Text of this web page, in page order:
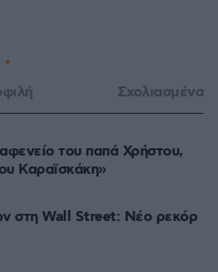
Σχολιασμένα
του παπά Χρήστου,
Καραϊσκάκη»
στη Wall Street: Νέο ρεκόρ